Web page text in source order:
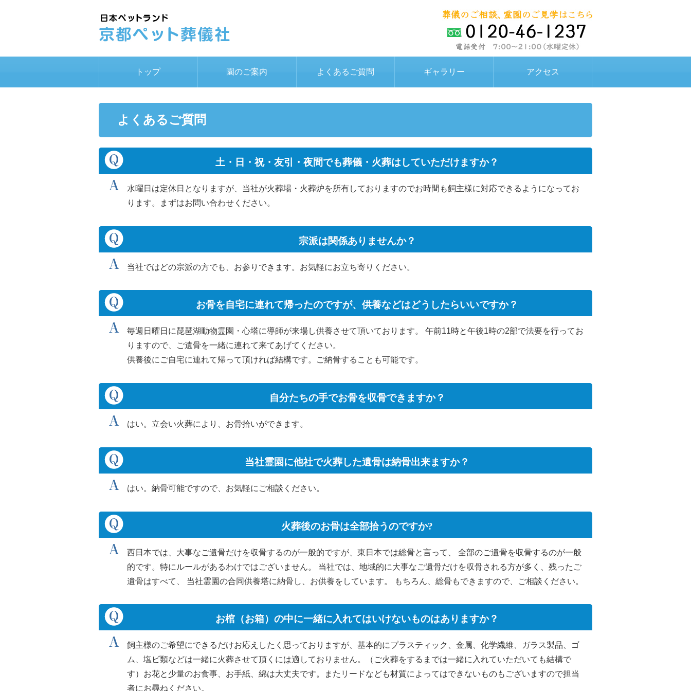
トップ 園のご案内 よくあるご質問 ギャラリー アクセス
よくあるご質問
土・日・祝・友引・夜間でも葬儀・火葬はしていただけますか？
水曜日は定休日となりますが、当社が火葬場・火葬炉を所有しておりますのでお時間も飼主様に対応できるようになってお
ります。まずはお問い合わせください。
宗派は関係ありませんか？
当社ではどの宗派の方でも、お参りできます。お気軽にお立ち寄りください。
お骨を自宅に連れて帰ったのですが、供養などはどうしたらいいですか？
毎週日曜日に琵琶湖動物霊園・心塔に導師が来場し供養させて頂いております。 午前11時と午後1時の2部で法要を行ってお
りますので、ご遺骨を一緒に連れて来てあげてください。
供養後にご自宅に連れて帰って頂ければ結構です。ご納骨することも可能です。
自分たちの手でお骨を収骨できますか？
はい。立会い火葬により、お骨拾いができます。
当社霊園に他社で火葬した遺骨は納骨出来ますか？
はい。納骨可能ですので、お気軽にご相談ください。
火葬後のお骨は全部拾うのですか?
西日本では、大事なご遺骨だけを収骨するのが一般的ですが、東日本では総骨と言って、 全部のご遺骨を収骨するのが一般
的です。特にルールがあるわけではございません。 当社では、地域的に大事なご遺骨だけを収骨される方が多く、残ったご
遺骨はすべて、 当社霊園の合同供養塔に納骨し、お供養をしています。 もちろん、総骨もできますので、ご相談ください。
お棺（お箱）の中に一緒に入れてはいけないものはありますか？
飼主様のご希望にできるだけお応えしたく思っておりますが、基本的にプラスティック、金属、化学繊維、ガラス製品、ゴ
ム、塩ビ類などは一緒に火葬させて頂くには適しておりません。（ご火葬をするまでは一緒に入れていただいても結構で
す）お花と少量のお食事、お手紙、綿は大丈夫です。またリードなども材質によってはできないものもございますので担当
者にお尋ねください。